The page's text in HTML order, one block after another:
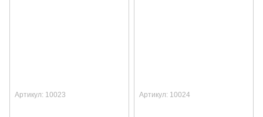
Артикул: 10023 Артикул: 10024